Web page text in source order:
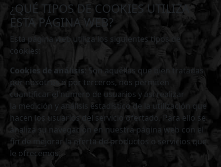
¿QUÉ TIPOS DE COOKIES UTILIZA
ESTA PÁGINA WEB?
Esta página web utiliza los siguientes tipos de
cookies:
Cookies de análisis: Son aquéllas que bien tratadas
por nosotros o por terceros, nos permiten
cuantificar el número de usuarios y así realizar
la medición y análisis estadístico de la utilización que
hacen los usuarios del servicio ofertado. Para ello se
analiza su navegación en nuestra página web con el
fin de mejorar la oferta de productos o servicios que
le ofrecemos.